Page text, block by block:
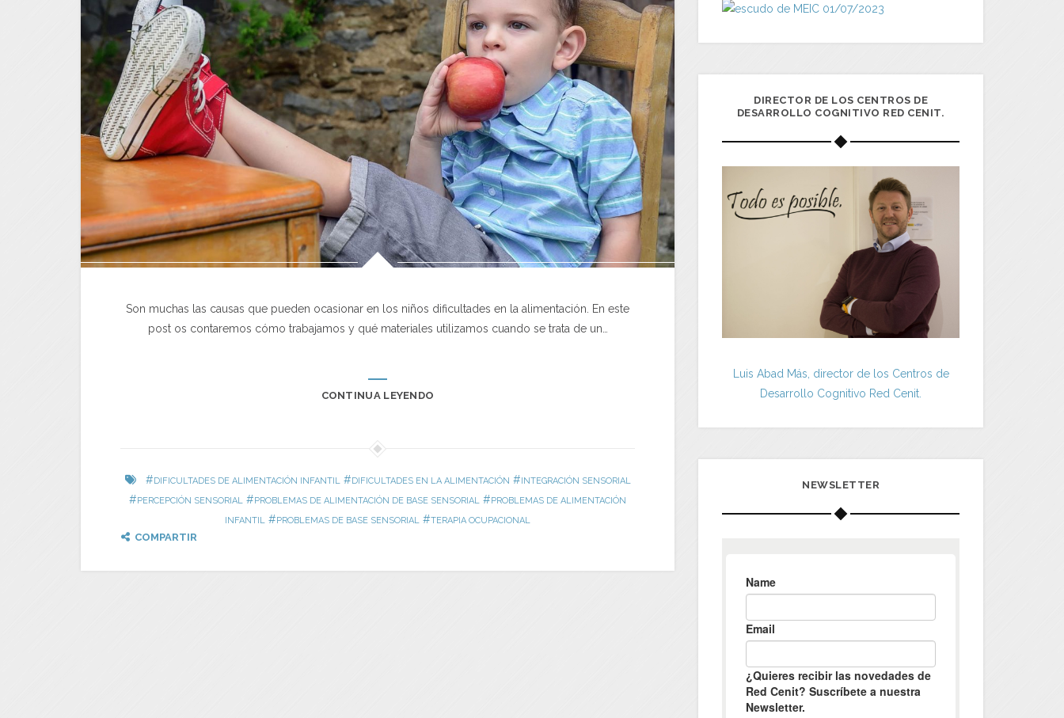
Son muchas las causas que pueden ocasionar en los niños dificultades en la alimentación. En este
post os contaremos cómo trabajamos y qué materiales utilizamos cuando se trata de un…
CONTINUA LEYENDO
#DIFICULTADES DE ALIMENTACIÓN INFANTIL #DIFICULTADES EN LA ALIMENTACIÓN #INTEGRACIÓN SENSORIAL
#PERCEPCIÓN SENSORIAL #PROBLEMAS DE ALIMENTACIÓN DE BASE SENSORIAL #PROBLEMAS DE ALIMENTACIÓN
INFANTIL #PROBLEMAS DE BASE SENSORIAL #TERAPIA OCUPACIONAL
COMPARTIR
DIRECTOR DE LOS CENTROS DE
DESARROLLO COGNITIVO RED CENIT.
Luis Abad Más, director de los Centros de
Desarrollo Cognitivo Red Cenit.
NEWSLETTER